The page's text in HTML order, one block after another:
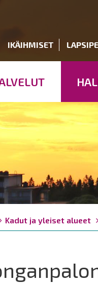
IKÄIHMISET
Kadut ja yleiset alueet